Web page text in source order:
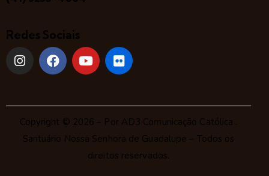
Redes Sociais
Copyright © 2026 – Por AD3 Comunicação Católica .
Santuário Nossa Senhora de Guadalupe – Todos os
direitos reservados.